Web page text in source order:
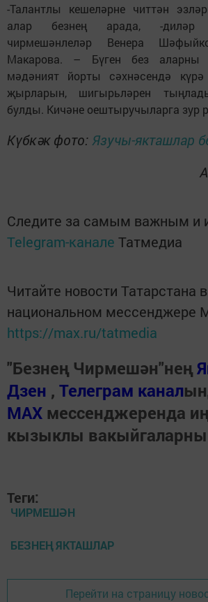
-Талантлы кешеләрне читтән
алар безнең арада, -диләр
чирмешәнлеләр Венера
Макарова. – Бүген без аларны
мәдәният йорты сәхнәсендә
җырларын, шигырьләрен
булды. Кичәне оештыручыларга зур
Күбкәк фото: Язучы-якташлар
Следите за самым важным и
Telegram-канале Татмедиа
Читайте новости Татарстана в
национальном мессенджере
https://max.ru/tatmedia
"Безнең Чирмешән"нең
Дзен , Телеграм канал
МАХ мессенджеренда
кызыклы вакыйгаларны
Теги:
ЧИРМЕШӘН
БЕЗНЕҢ ЯКТАШЛАР
Перейти на страницу